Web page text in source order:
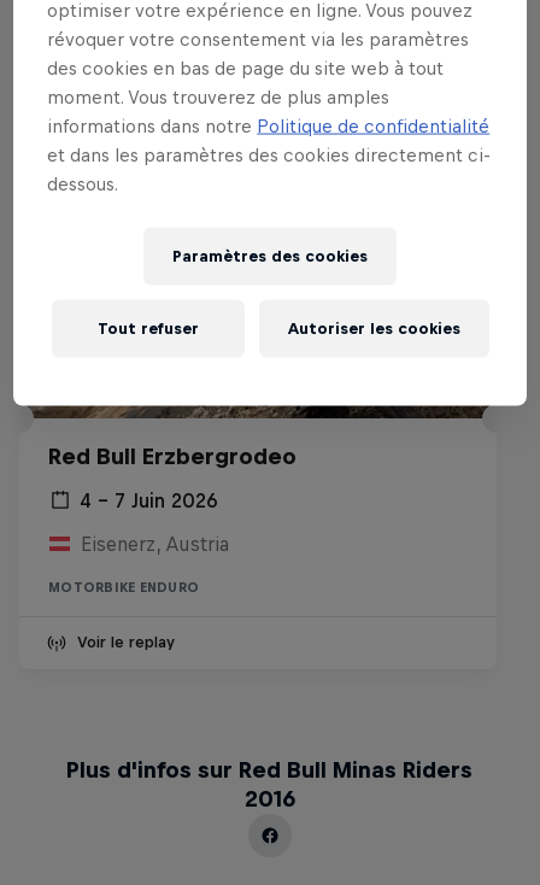
Événements associés
Red Bull Erzbergrodeo
4 – 7 Juin 2026
Eisenerz, Austria
MOTORBIKE ENDURO
Voir le replay
Plus d'infos sur Red Bull Minas Riders
2016
optimiser votre expérience en ligne. Vous pouvez
révoquer votre consentement via les paramètres
des cookies en bas de page du site web à tout
moment. Vous trouverez de plus amples
informations dans notre Politique de confidentialité
et dans les paramètres des cookies directement ci-
dessous.
Paramètres des cookies
Tout refuser Autoriser les cookies